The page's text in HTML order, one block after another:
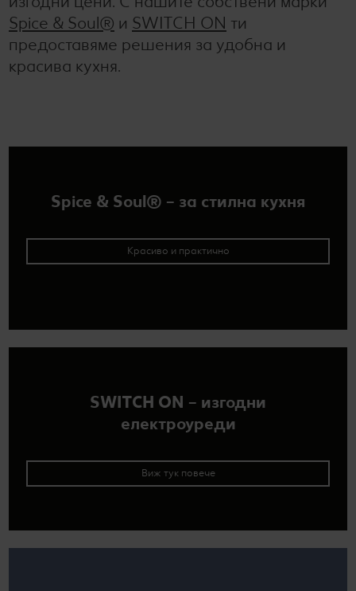
Spice & Soul® и SWITCH ON ти
предоставяме решения за удобна и
красива кухня.
Spice & Soul® – за стилна кухня
Красиво и практично
SWITCH ON – изгодни
електроуреди
Виж тук повече